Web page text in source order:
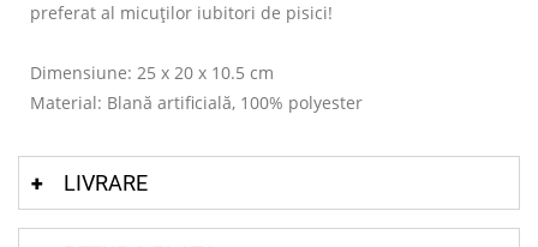
preferat al micuților iubitori de pisici!
Dimensiune: 25 x 20 x 10.5 cm
Material: Blană artificială, 100% polyester
LIVRARE